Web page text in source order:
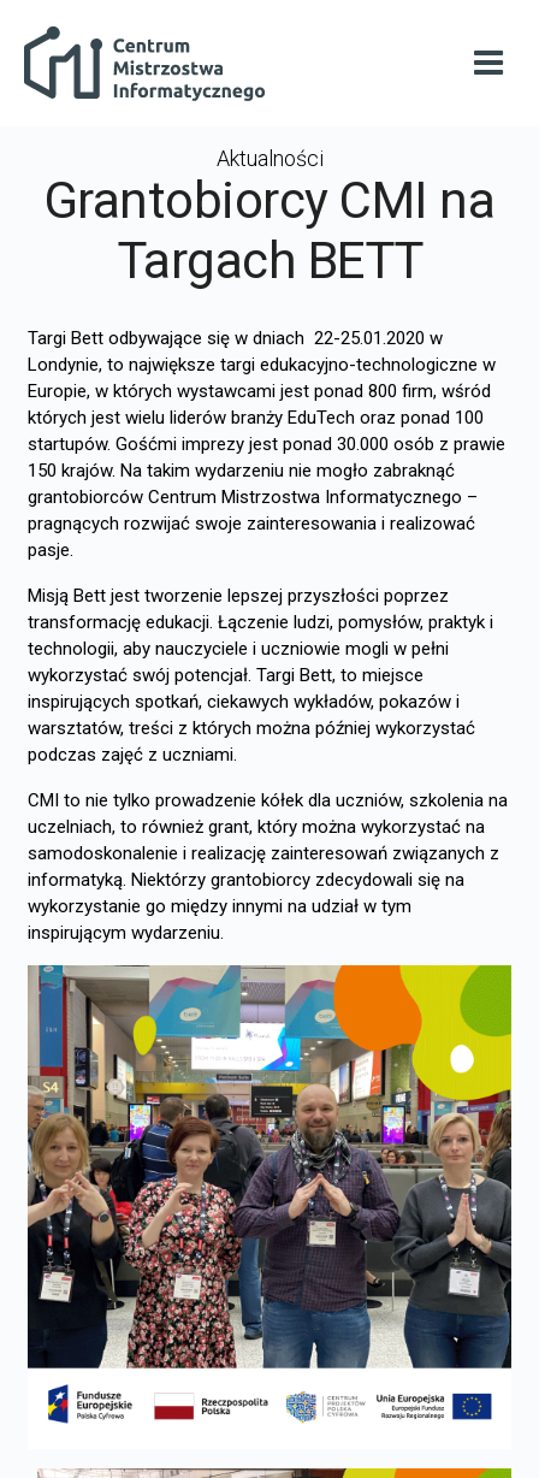
Aktualności
Grantobiorcy CMI na
Targach BETT
Targi Bett odbywające się w dniach 22-25.01.2020 w
Londynie, to największe targi edukacyjno-technologiczne w
Europie, w których wystawcami jest ponad 800 firm, wśród
których jest wielu liderów branży EduTech oraz ponad 100
startupów. Gośćmi imprezy jest ponad 30.000 osób z prawie
150 krajów. Na takim wydarzeniu nie mogło zabraknąć
grantobiorców Centrum Mistrzostwa Informatycznego –
pragnących rozwijać swoje zainteresowania i realizować
pasje.
Misją Bett jest tworzenie lepszej przyszłości poprzez
transformację edukacji. Łączenie ludzi, pomysłów, praktyk i
technologii, aby nauczyciele i uczniowie mogli w pełni
wykorzystać swój potencjał. Targi Bett, to miejsce
inspirujących spotkań, ciekawych wykładów, pokazów i
warsztatów, treści z których można później wykorzystać
podczas zajęć z uczniami.
CMI to nie tylko prowadzenie kółek dla uczniów, szkolenia na
uczelniach, to również grant, który można wykorzystać na
samodoskonalenie i realizację zainteresowań związanych z
informatyką. Niektórzy grantobiorcy zdecydowali się na
wykorzystanie go między innymi na udział w tym
inspirującym wydarzeniu.